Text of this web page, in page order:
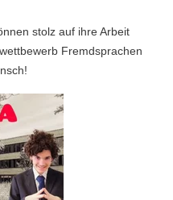
stolz auf ihre Arbeit
Fremdsprachen